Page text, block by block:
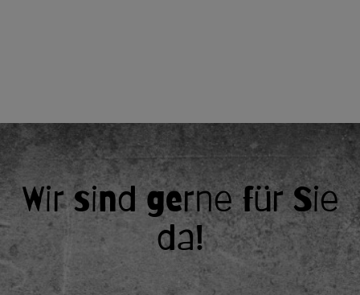
Wir sind gerne für Sie
da!